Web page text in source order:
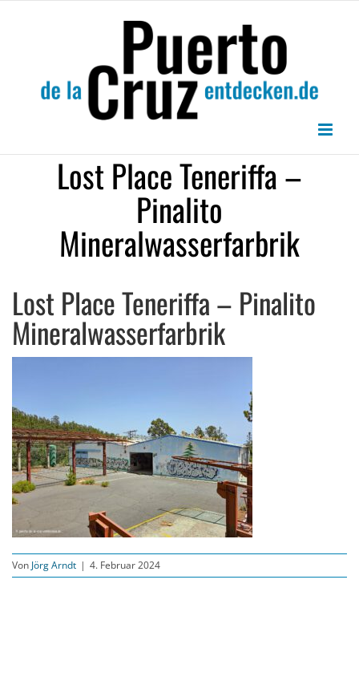
Lost Place Teneriffa –
Pinalito
Mineralwasserfarbrik
Lost Place Teneriffa – Pinalito
Mineralwasserfarbrik
Von Jörg Arndt | 4. Februar 2024